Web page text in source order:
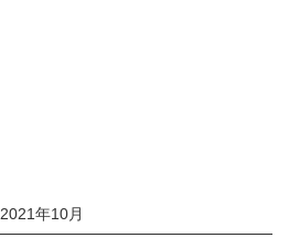
2021年10月